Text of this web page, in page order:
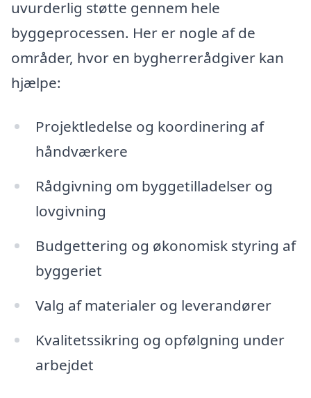
uvurderlig støtte gennem hele
byggeprocessen. Her er nogle af de
områder, hvor en bygherrerådgiver kan
hjælpe:
Projektledelse og koordinering af
håndværkere
Rådgivning om byggetilladelser og
lovgivning
Budgettering og økonomisk styring af
byggeriet
Valg af materialer og leverandører
Kvalitetssikring og opfølgning under
arbejdet